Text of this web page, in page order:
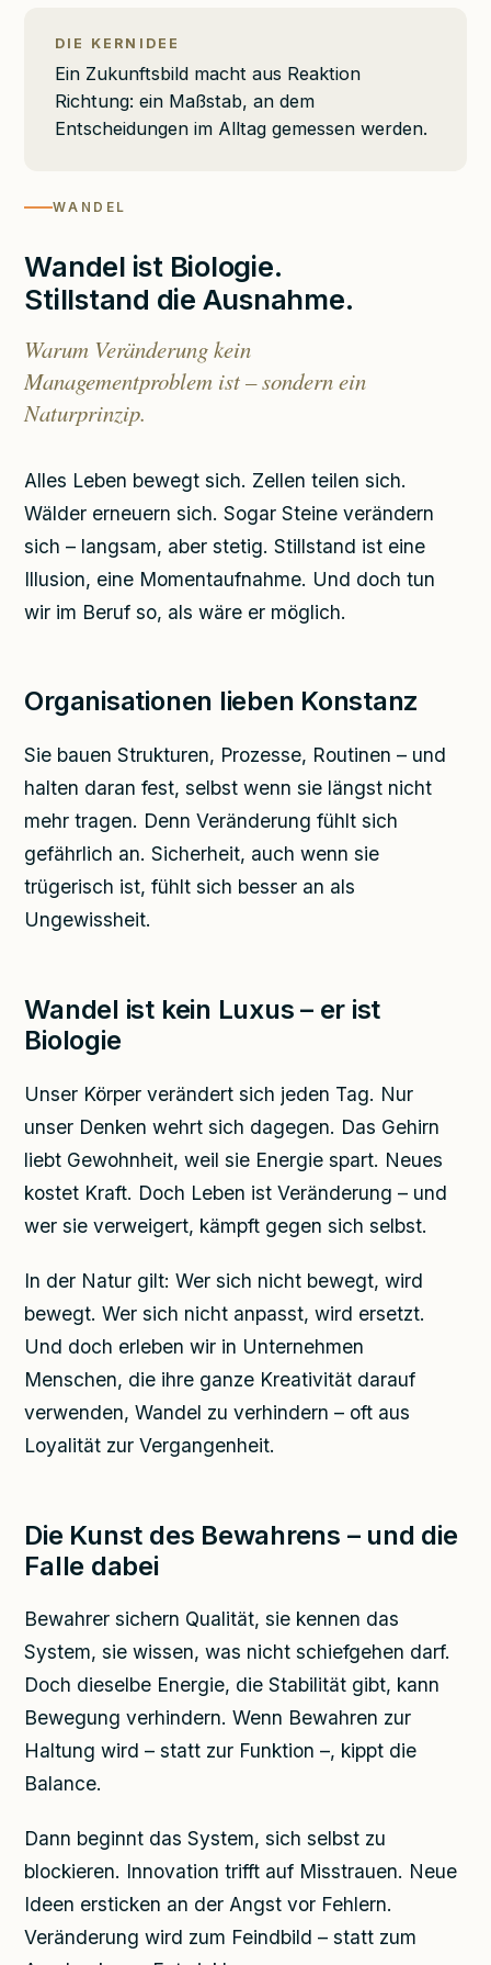
DIE KERNIDEE
Ein Zukunftsbild macht aus Reaktion
Richtung: ein Maßstab, an dem
Entscheidungen im Alltag gemessen werden.
WANDEL
Wandel ist Biologie.
Stillstand die Ausnahme.
Warum Veränderung kein
Managementproblem ist – sondern ein
Naturprinzip.
Alles Leben bewegt sich. Zellen teilen sich.
Wälder erneuern sich. Sogar Steine verändern
sich – langsam, aber stetig. Stillstand ist eine
Illusion, eine Momentaufnahme. Und doch tun
wir im Beruf so, als wäre er möglich.
Organisationen lieben Konstanz
Sie bauen Strukturen, Prozesse, Routinen – und
halten daran fest, selbst wenn sie längst nicht
mehr tragen. Denn Veränderung fühlt sich
gefährlich an. Sicherheit, auch wenn sie
trügerisch ist, fühlt sich besser an als
Ungewissheit.
Wandel ist kein Luxus – er ist
Biologie
Unser Körper verändert sich jeden Tag. Nur
unser Denken wehrt sich dagegen. Das Gehirn
liebt Gewohnheit, weil sie Energie spart. Neues
kostet Kraft. Doch Leben ist Veränderung – und
wer sie verweigert, kämpft gegen sich selbst.
In der Natur gilt: Wer sich nicht bewegt, wird
bewegt. Wer sich nicht anpasst, wird ersetzt.
Und doch erleben wir in Unternehmen
Menschen, die ihre ganze Kreativität darauf
verwenden, Wandel zu verhindern – oft aus
Loyalität zur Vergangenheit.
Die Kunst des Bewahrens – und die
Falle dabei
Bewahrer sichern Qualität, sie kennen das
System, sie wissen, was nicht schiefgehen darf.
Doch dieselbe Energie, die Stabilität gibt, kann
Bewegung verhindern. Wenn Bewahren zur
Haltung wird – statt zur Funktion –, kippt die
Balance.
Dann beginnt das System, sich selbst zu
blockieren. Innovation trifft auf Misstrauen. Neue
Ideen ersticken an der Angst vor Fehlern.
Veränderung wird zum Feindbild – statt zum